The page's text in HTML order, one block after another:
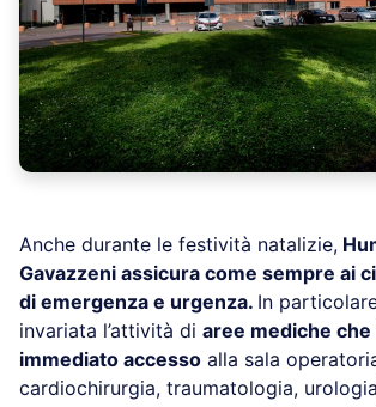
Anche durante le festività natalizie,
Gavazzeni assicura come sempre ai
di emergenza e urgenza. In
invariata l’attività di aree mediche
immediato accesso alla sala
cardiochirurgia, traumatologia,